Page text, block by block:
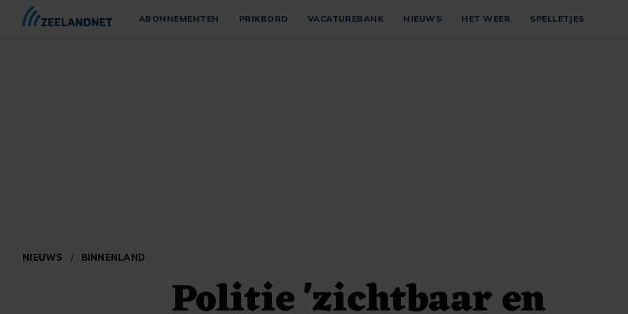
ABONNEMENTEN PRIKBORD VACATUREBANK NIEUWS HET WEER SPELLETJES
NIEUWS / BINNENLAND